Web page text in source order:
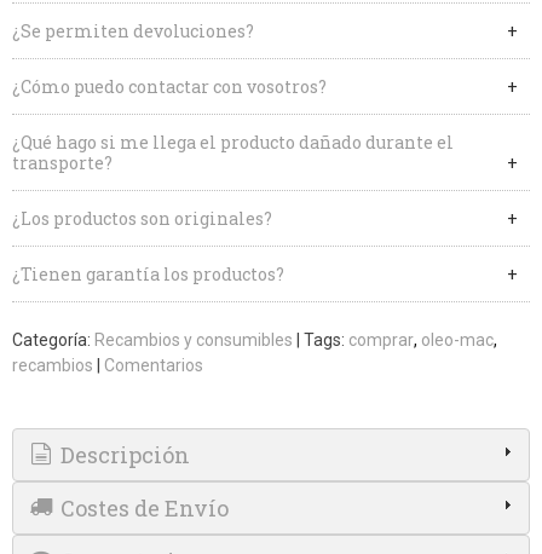
¿Se permiten devoluciones?
¿Cómo puedo contactar con vosotros?
¿Qué hago si me llega el producto dañado durante el
transporte?
¿Los productos son originales?
¿Tienen garantía los productos?
Categoría: Recambios y consumibles Tags: comprar oleo-mac
recambios
Comentarios
Descripción
Costes de Envío